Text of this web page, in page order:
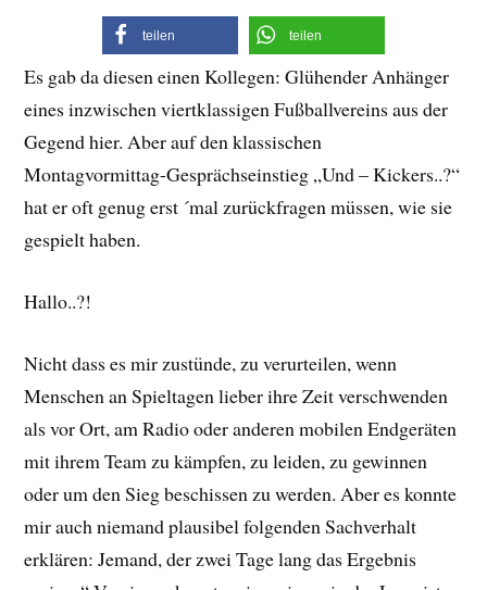
teilen teilen
Es gab da diesen einen Kollegen: Glühender Anhänger
eines inzwischen viertklassigen Fußballvereins aus der
Gegend hier. Aber auf den klassischen
Montagvormittag-Gesprächseinstieg „Und – Kickers..?“
hat er oft genug erst ´mal zurückfragen müssen, wie sie
gespielt haben.
Hallo..?!
Nicht dass es mir zustünde, zu verurteilen, wenn
Menschen an Spieltagen lieber ihre Zeit verschwenden
als vor Ort, am Radio oder anderen mobilen Endgeräten
mit ihrem Team zu kämpfen, zu leiden, zu gewinnen
oder um den Sieg beschissen zu werden. Aber es konnte
mir auch niemand plausibel folgenden Sachverhalt
erklären: Jemand, der zwei Tage lang das Ergebnis